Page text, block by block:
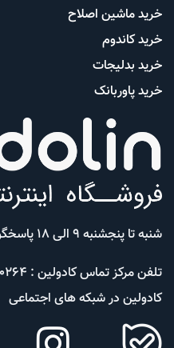
خرید ماشین اصلاح
خرید کاندوم
خرید بدلیجات
خرید پاوربانک
شنبه تا پنجشنبه 9 الی 18 پاسخگوی شما هستیم
تلفن مرکز تماس کادولین : 91690264-021
کادولین در شبکه های اجتماعی